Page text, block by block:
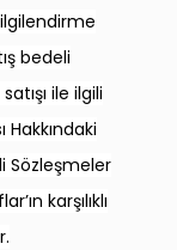
bedeli
ile ilgili
Hakkındaki
Sözleşmeler
karşılıklı